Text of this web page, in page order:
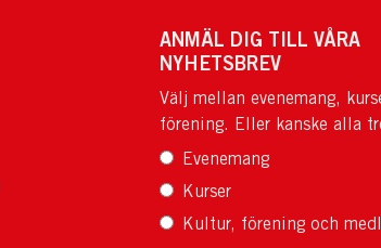
ANMÄL DIG TILL VÅRA
NYHETSBREV
Välj mellan evenemang,
förening. Eller kanske alla
Evenemang
Kurser
Kultur, förening och